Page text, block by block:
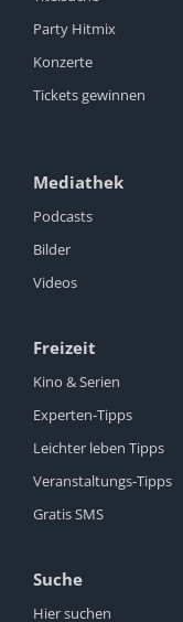
Party Hitmix
Konzerte
Tickets gewinnen
Mediathek
Podcasts
Bilder
Videos
Freizeit
Kino & Serien
Experten-Tipps
Leichter leben Tipps
Veranstaltungs-Tipps
Gratis SMS
Suche
Hier suchen